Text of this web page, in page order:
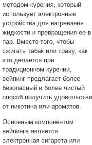
методом курения, который
использует электронные
устройства для нагревания
жидкости и превращения ее в
пар. Вместо того, чтобы
сжигать табак или траву, как
это делается при
традиционном курении,
вейпинг предлагает более
безопасный и более чистый
способ получить
от никотина или ароматов.
Основным компонентом
вейпинга является
электронная сигарета или